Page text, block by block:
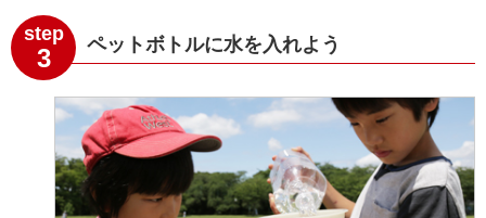
step
3 ペットボトルに水を入れよう